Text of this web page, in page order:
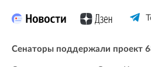
Сенаторы поддержали проект